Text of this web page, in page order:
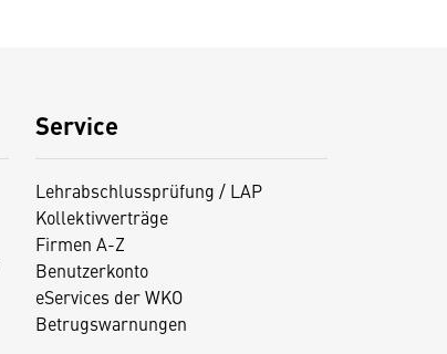
Service
Lehrabschlussprüfung / LAP
Kollektivverträge
Firmen A-Z
Benutzerkonto
eServices der WKO
Betrugswarnungen